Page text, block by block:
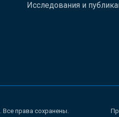
Исследования и
Все права сохранены.